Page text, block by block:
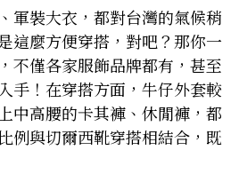
軍裝大衣，都對台灣的氣候稍
這麼方便穿搭，對吧？那你一
不僅各家服飾品牌都有，甚至
手！在穿搭方面，牛仔外套較
中高腰的卡其褲、休閒褲，都
例與切爾西靴穿搭相結合，既